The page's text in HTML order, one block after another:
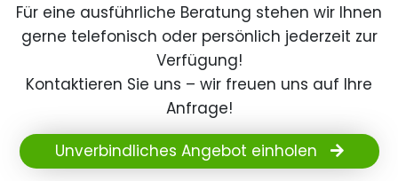
Für eine ausführliche Beratung stehen wir Ihnen
gerne telefonisch oder persönlich jederzeit zur
Verfügung!
Kontaktieren Sie uns – wir freuen uns auf Ihre
Anfrage!
Unverbindliches Angebot einholen